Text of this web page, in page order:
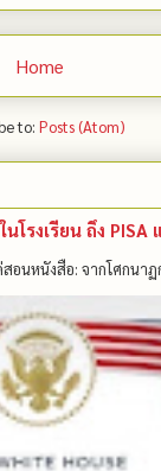
Home
to: Posts (Atom)
รงเรียน ถึง
นหนังสือ: จากโศกนาฏก